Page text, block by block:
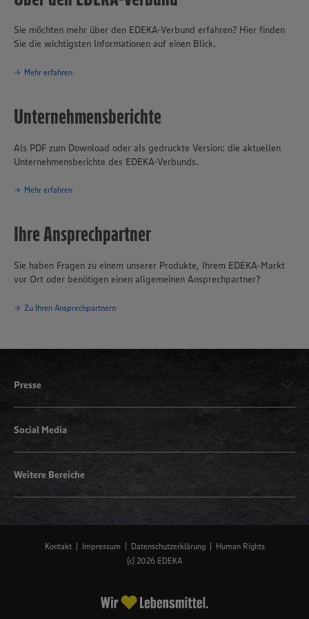
Sie möchten mehr über den EDEKA-Verbund erfahren? Hier finden
Sie die wichtigsten Informationen auf einen Blick.
Mehr erfahren
Unternehmensberichte
Als PDF zum Download oder als gedruckte Version: die aktuellen
Unternehmensberichte des EDEKA-Verbunds.
Mehr erfahren
Ihre Ansprechpartner
Sie haben Fragen zu einem unserer Produkte, Ihrem EDEKA-Markt
vor Ort oder benötigen einen allgemeinen Ansprechpartner?
Zu Ihren Ansprechpartnern
Presse
Social Media
Weitere Bereiche
Kontakt Impressum Datenschutzerklärung
Human Rights
(c) 2026 EDEKA